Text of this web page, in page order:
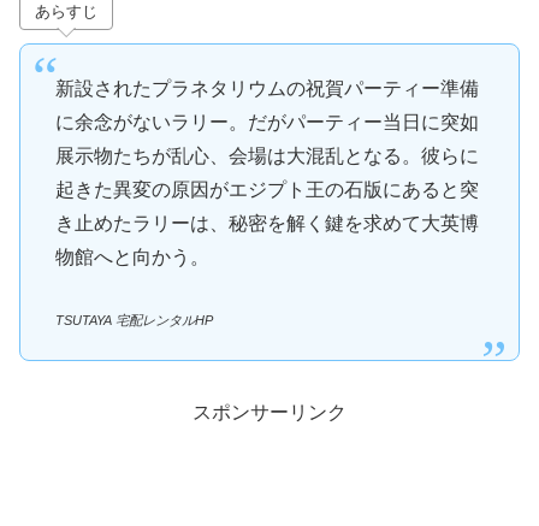
あらすじ
新設されたプラネタリウムの祝賀パーティー準備
に余念がないラリー。だがパーティー当日に突如
展示物たちが乱心、会場は大混乱となる。彼らに
起きた異変の原因がエジプト王の石版にあると突
き止めたラリーは、秘密を解く鍵を求めて大英博
物館へと向かう。
TSUTAYA 宅配レンタルHP
スポンサーリンク